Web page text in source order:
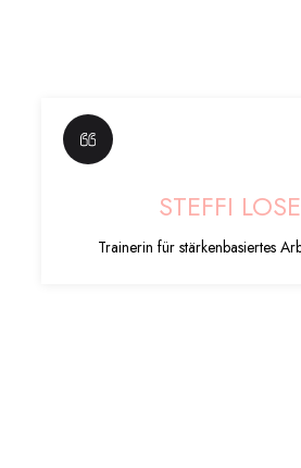
STEFFI
Trainerin für stärkenbasiertes